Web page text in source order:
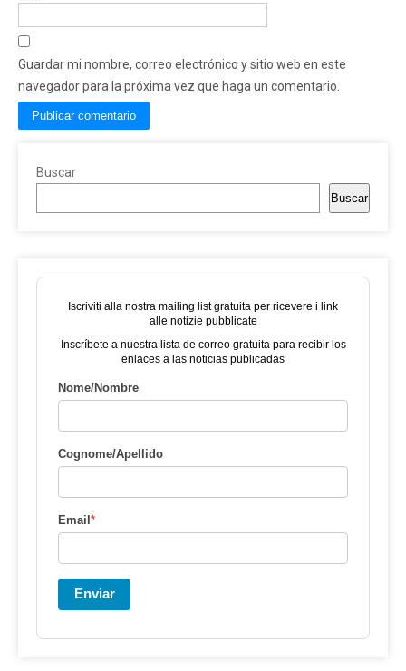
Guardar mi nombre, correo electrónico y sitio web en este
navegador para la próxima vez que haga un comentario.
Buscar
Buscar
Iscriviti alla nostra mailing list gratuita per ricevere i link
alle notizie pubblicate
Inscríbete a nuestra lista de correo gratuita para recibir los
enlaces a las noticias publicadas
Nome/Nombre
Cognome/Apellido
Email*
Enviar